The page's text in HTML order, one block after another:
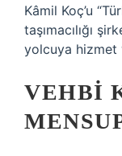
Kâmil Koç’u
taşımacılığı
yolcuya hizmet
VEHBI